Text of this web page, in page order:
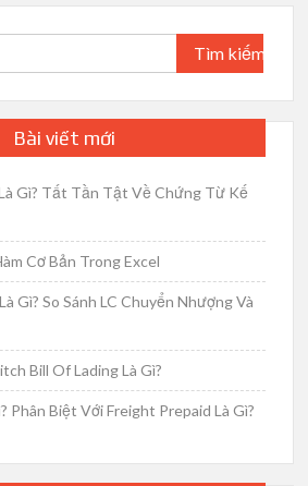
Tìm
kiếm
cho:
Bài viết mới
Gì? Tất Tần Tật Về Chứng Từ Kế
Cơ Bản Trong Excel
Gì? So Sánh LC Chuyển Nhượng Và
Bill Of Lading Là Gì?
Phân Biệt Với Freight Prepaid Là Gì?